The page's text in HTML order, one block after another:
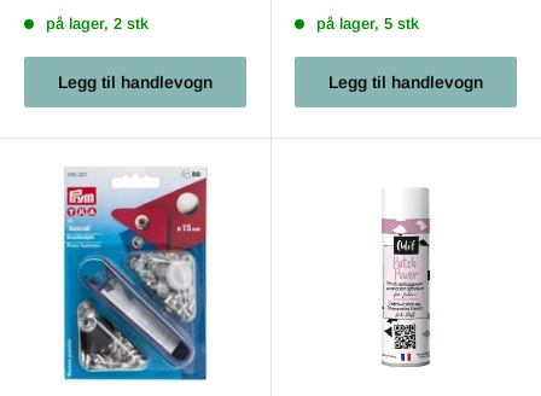
på lager, 2 stk
Legg til handlevogn
på lager, 5 stk
Legg til handlevogn